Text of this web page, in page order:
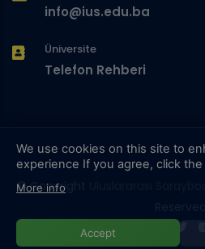
info@ius.edu.ba
Üniversite
Telefon Rehberi
© Copyright
We use cookies on this site to
experience If you agree, click
More info
Accept